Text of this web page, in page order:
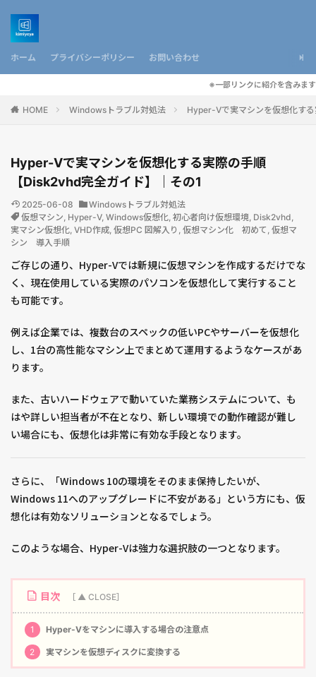
ホーム プライバシーポリシー お問い合わせ
※一部リンクに紹介を含みます
HOME Windowsトラブル対処法 Hyper-Vで実マシンを仮想化す
Hyper-Vで実マシンを仮想化する実際の手順
【Disk2vhd完全ガイド】｜その1
2025-06-08
Windowsトラブル対処法
仮想マシン, Hyper-V, Windows仮想化, 初心者向け仮想環境, Disk2vhd,
実マシン仮想化, VHD作成, 仮想PC 図解入り , 仮想マシン化 初めて , 仮想マ
シン 導入手順
ご存じの通り、Hyper-Vでは新規に仮想マシンを作成するだけでな
く、現在使用している実際のパソコンを仮想化して実行すること
も可能です。
例えば企業では、複数台のスペックの低いPCやサーバーを仮想化
し、1台の高性能なマシン上でまとめて運用するようなケースがあ
ります。
また、古いハードウェアで動いていた業務システムについて、も
はや詳しい担当者が不在となり、新しい環境での動作確認が難し
い場合にも、仮想化は非常に有効な手段となります。
さらに、「Windows 10の環境をそのまま保持したいが、
Windows 11へのアップグレードに不安がある」という方にも、仮
想化は有効なソリューションとなるでしょう。
このような場合、Hyper-Vは強力な選択肢の一つとなります。
目次
1 Hyper-Vをマシンに導入する場合の注意点
2 実マシンを仮想ディスクに変換する